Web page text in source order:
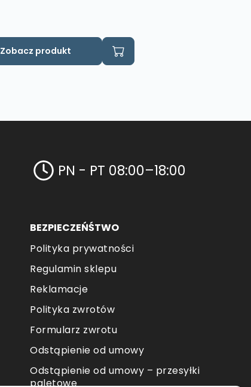
Zobacz produkt
PN - PT 08:00–18:00
BEZPIECZEŃŚTWO
Polityka prywatności
Regulamin sklepu
Reklamacje
Polityka zwrotów
Formularz zwrotu
Odstąpienie od umowy
Odstąpienie od umowy – przesyłki
paletowe